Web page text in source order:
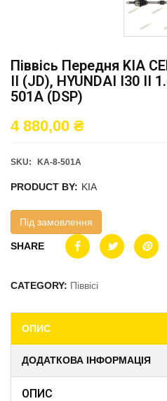
Піввісь Передня KIA
II (JD), HYUNDAI I30 II
501A (DSP)
4 880,00 ₴
SKU: KA-8-501A
PRODUCT BY: KIA
Під замовлення
SHARE
CATEGORY: Піввісі
ОПИС
ДОДАТКОВА ІНФОРМАЦІЯ
ОПИС